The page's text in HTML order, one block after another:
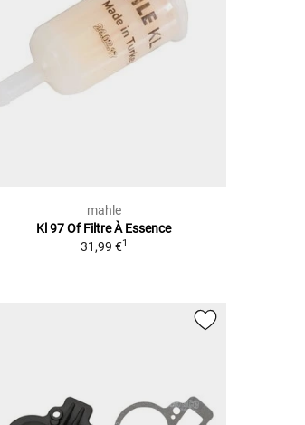
mahle
Kl 97 Of Filtre À Essence
31,99 €1